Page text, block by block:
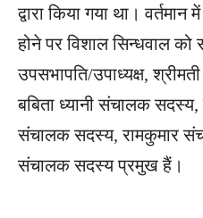
द्वारा किया गया था। वर्तमान
होने पर विशाल सिन्धवाल को
उपसभापति/उपाध्यक्ष,
बबिता ध्यानी संचालक सदस्य,
संचालक सदस्य, रामकुमार
संचालक सदस्य प्रमुख हैं।